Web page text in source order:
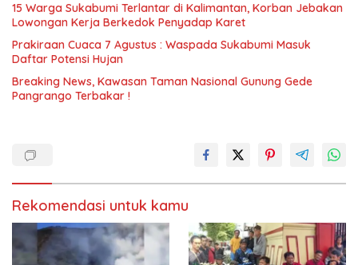
15 Warga Sukabumi Terlantar di Kalimantan, Korban Jebakan
Lowongan Kerja Berkedok Penyadap Karet
Prakiraan Cuaca 7 Agustus : Waspada Sukabumi Masuk
Daftar Potensi Hujan
Breaking News, Kawasan Taman Nasional Gunung Gede
Pangrango Terbakar !
Rekomendasi untuk kamu